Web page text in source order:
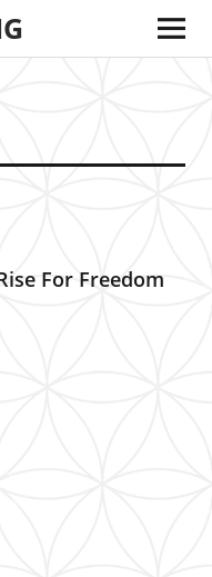
For Freedom